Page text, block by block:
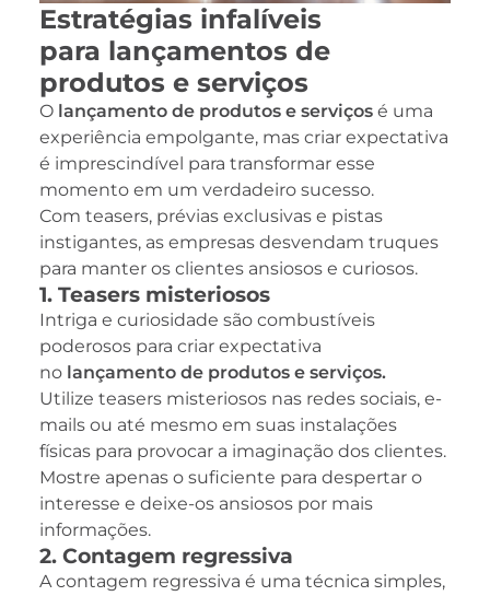
Estratégias infalíveis
para lançamentos de
produtos e serviços
O lançamento de produtos e serviços é uma
experiência empolgante, mas criar expectativa
é imprescindível para transformar esse
momento em um verdadeiro sucesso.
Com teasers, prévias exclusivas e pistas
instigantes, as empresas desvendam truques
para manter os clientes ansiosos e curiosos.
1. Teasers misteriosos
Intriga e curiosidade são combustíveis
poderosos para criar expectativa
no lançamento de produtos e serviços.
Utilize teasers misteriosos nas redes sociais, e-
mails ou até mesmo em suas instalações
físicas para provocar a imaginação dos clientes.
Mostre apenas o suficiente para despertar o
interesse e deixe-os ansiosos por mais
informações.
2. Contagem regressiva
A contagem regressiva é uma técnica simples,